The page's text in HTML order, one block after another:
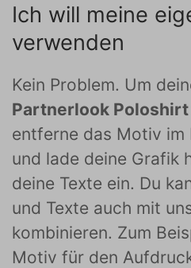
Ich will meine
verwenden
Kein Problem. Um
Partnerlook Poloshirt
entferne das Motiv im
und lade deine Grafik
deine Texte ein. Du
und Texte auch mit
kombinieren. Zum
Motiv für den